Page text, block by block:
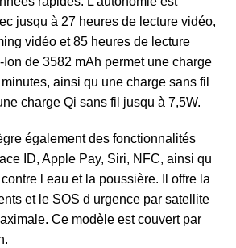
jusqu à 27 heures de lecture vidéo,
vidéo et 85 heures de lecture
de 3582 mAh permet une charge
ainsi qu une charge sans fil
charge Qi sans fil jusqu à 7,5W.
également des fonctionnalités
ID, Apple Pay, Siri, NFC, ainsi qu
l eau et la poussière. Il offre la
et le SOS d urgence par satellite
Ce modèle est couvert par